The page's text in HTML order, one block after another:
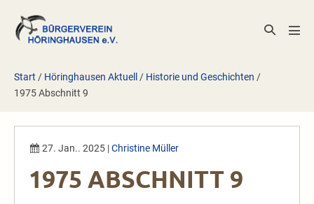
Inhalt
springen
Suche-
Start / Höringhausen Aktuell / Historie und Geschichten /
1975 Abschnitt 9
27. Jan.. 2025 |Christine Müller
1975 ABSCHNITT 9